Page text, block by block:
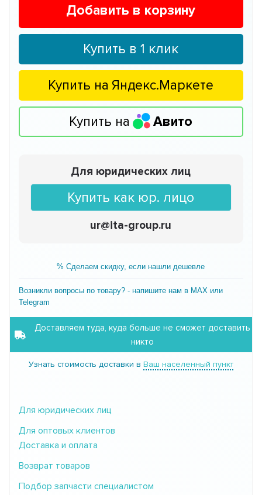
Добавить в корзину
Купить в 1 клик
Купить на Яндекс.Маркете
Купить на Авито
Для юридических лиц
Купить как юр. лицо
ur@ita-group.ru
% Сделаем скидку, если нашли дешевле
Возникли вопросы по товару? - напишите нам в MAX или
Telegram
Доставляем туда, куда больше не сможет доставить
никто
Узнать стоимость доставки в Ваш населенный пункт
Для юридических лиц
Для оптовых клиентов
Доставка и оплата
Возврат товаров
Подбор запчасти специалистом